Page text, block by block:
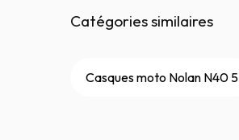
Catégories similaires
Casques moto Nolan N40 5